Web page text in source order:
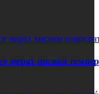
мерат високи